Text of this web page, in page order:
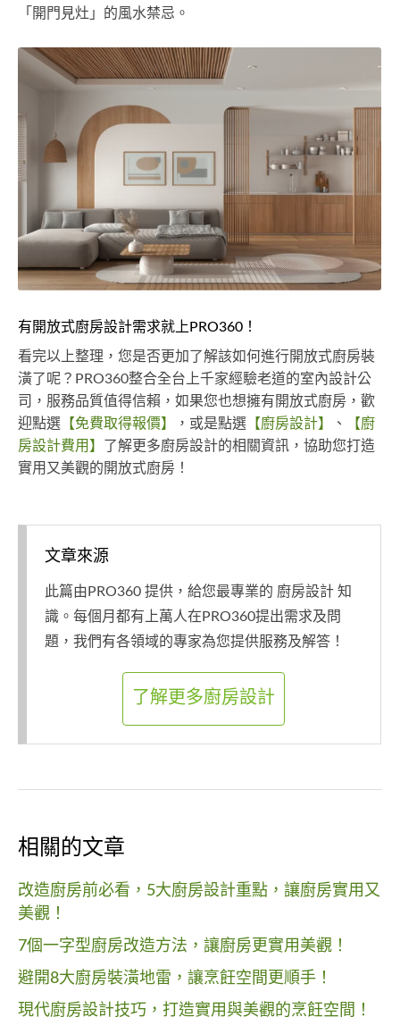
「開門見灶」的風水禁忌。
有開放式廚房設計需求就上PRO360！
看完以上整理，您是否更加了解該如何進行開放式廚房裝
潢了呢？PRO360整合全台上千家經驗老道的室內設計公
司，服務品質值得信賴，如果您也想擁有開放式廚房，歡
迎點選 【免費取得報價】 ，或是點選 【廚房設計】 、
【廚
房設計費用】 了解更多廚房設計的相關資訊，協助您打造
實用又美觀的開放式廚房！
文章來源
此篇由PRO360 提供，給您最專業的 廚房設計 知
識。每個月都有上萬人在PRO360提出需求及問
題，我們有各領域的專家為您提供服務及解答！
了解更多廚房設計
相關的文章
改造廚房前必看，5大廚房設計重點，讓廚房實用又
美觀！
7個一字型廚房改造方法，讓廚房更實用美觀！
避開8大廚房裝潢地雷，讓烹飪空間更順手！
現代廚房設計技巧，打造實用與美觀的烹飪空間！